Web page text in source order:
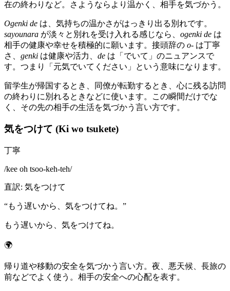
在の終わりなど。さようならより温かく、相手を気づかう。
Ogenki de は、気持ちの温かさがはっきり出る別れです。
sayounara が淡々と別れを受け入れる感じなら、 ogenki de は
相手の健康や幸せを積極的に願います。接頭辞の o- は丁寧
さ、 genki は健康や活力、 de は「でいて」のニュアンスで
す。つまり「元気でいてください」という意味になります。
留学生が帰国するとき、同僚が転勤するとき、心に残る訪問
の終わりに別れるときなどに使います。この瞬間だけでな
く、その先の相手の生活を気づかう言い方です。
気をつけて (Ki wo tsukete)
丁寧
/kee oh tsoo-keh-teh/
直訳: 気をつけて
“もう遅いから、気をつけてね。 ”
もう遅いから、気をつけてね。
🌍
帰り道や移動の安全を気づかう言い方。夜、悪天候、長旅の
前などでよく使う。相手の安全への心配を表す。